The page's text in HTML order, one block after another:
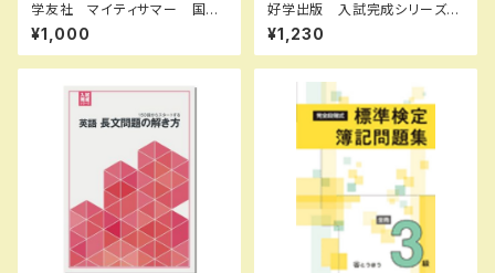
学友社 マイティサマー 国
語 小4 2025年度版 新品
完全セット ISBN： ISBN-1
0： SKU：004000687
¥1,000
好学出版 入試完成シリーズ
英語 長文問題の完成 II 2026
年度版 新品完全セット ISB
N：B0D3B8R5K8 ISBN-10：
¥1,230